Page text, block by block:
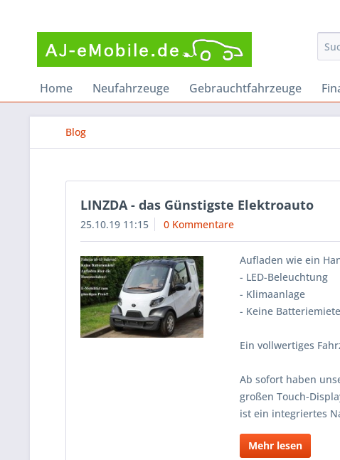
Home Neufahrzeuge Gebrauchtfahrzeuge
Blog
LINZDA - das Günstigste Elektroauto
25.10.19 11:15 0 Kommentare
Aufladen wie ein
- LED-Beleuchtung
- Klimaanlage
- Keine Batteriemiete
Ein vollwertiges
Ab sofort haben
großen Touch-
ist ein integriertes
Mehr lesen